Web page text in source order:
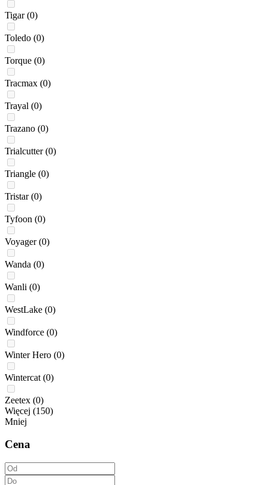
Tigar (0)
Toledo (0)
Torque (0)
Tracmax (0)
Trayal (0)
Trazano (0)
Trialcutter (0)
Triangle (0)
Tristar (0)
Tyfoon (0)
Voyager (0)
Wanda (0)
Wanli (0)
WestLake (0)
Windforce (0)
Winter Hero (0)
Wintercat (0)
Zeetex (0)
Więcej (150)
Mniej
Cena